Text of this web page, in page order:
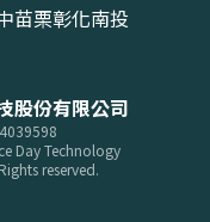
苗栗彰化南投
股份有限公司
Day Technology
reserved.